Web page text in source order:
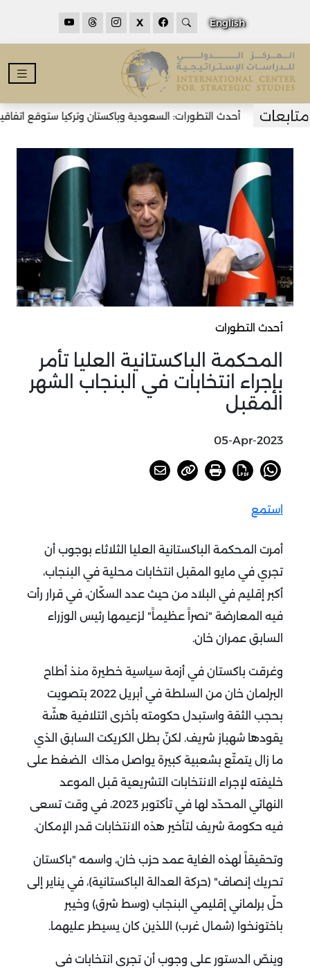
English
X
أحدث التطورات: السعودية وباكستان وتركيا ستوقع
أحدث التطورات
المحكمة الباكستانية العليا تأمر
بإجراء انتخابات في البنجاب الشهر
المقبل
05-Apr-2023
استمع
أمرت المحكمة الباكستانية العليا الثلاثاء بوجوب أن
تجري في مايو المقبل انتخابات محلية في البنجاب،
أكبر إقليم في البلاد من حيث عدد السكّان، في قرار رأت
فيه المعارضة "نصراً عظيماً" لزعيمها رئيس الوزراء
السابق عمران خان.
وغرقت باكستان في أزمة سياسية خطيرة منذ أطاح
البرلمان خان من السلطة في أبريل 2022 بتصويت
بحجب الثقة واستبدل حكومته بأخرى ائتلافية هشّة
يقودها شهباز شريف. لكنّ بطل الكريكت السابق الذي
ما زال يتمتّع بشعبية كبيرة يواصل مذاك الضغط على
خليفته لإجراء الانتخابات التشريعية قبل الموعد
النهائي المحدّد لها في تأكتوبر 2023، في وقت تسعى
فيه حكومة شريف لتأخير هذه الانتخابات قدر الإمكان.
وتحقيقاً لهذه الغاية عمد حزب خان، واسمه "باكستان
تحريك إنصاف" (حركة العدالة الباكستانية)، في يناير إلى
حلّ برلماني إقليمي البنجاب (وسط شرق) وخيبر
باختونخوا (شمال غرب) اللذين كان يسيطر عليهما.
وينصّ الدستور على وجوب أن تجري انتخابات في